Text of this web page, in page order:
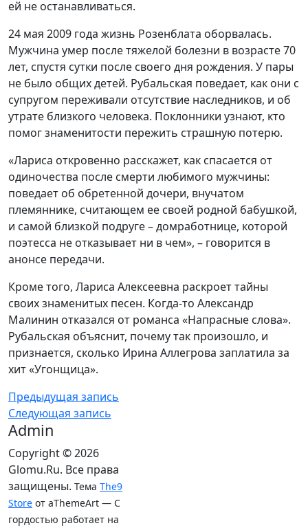
ей не останавливаться.
24 мая 2009 года жизнь Розенблата оборвалась.
Мужчина умер после тяжелой болезни в возрасте 70
лет, спустя сутки после своего дня рождения. У пары
не было общих детей. Рубальская поведает, как они с
супругом переживали отсутствие наследников, и об
утрате близкого человека. Поклонники узнают, кто
помог знаменитости пережить страшную потерю.
«Лариса откровенно расскажет, как спасается от
одиночества после смерти любимого мужчины:
поведает об обретенной дочери, внучатом
племяннике, считающем ее своей родной бабушкой,
и самой близкой подруге – домработнице, которой
поэтесса не отказывает ни в чем», – говорится в
анонсе передачи.
Кроме того, Лариса Алексеевна раскроет тайны
своих знаменитых песен. Когда-то Александр
Малинин отказался от романса «Напрасные слова».
Рубальская объяснит, почему так произошло, и
признается, сколько Ирина Аллегрова заплатила за
хит «Угонщица».
Предыдущая запись
Следующая запись
Admin
Copyright © 2026
Glomu.Ru. Все права
защищены. Тема The9
Store от aThemeArt — С
гордостью работает на